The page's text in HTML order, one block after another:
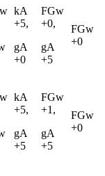
kA
+5,
gA
+0
FGw
+0,
gA
+5
FGw
+0
kA
+5,
gA
+5
FGw
+1,
gA
+5
FGw
+0